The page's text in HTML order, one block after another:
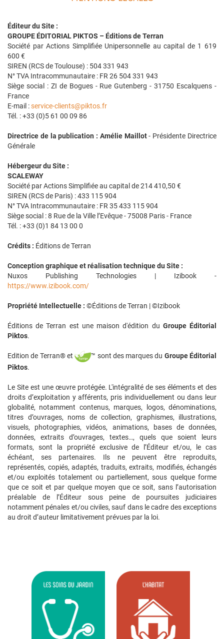
Éditeur du Site :
GROUPE ÉDITORIAL PIKTOS – Éditions de Terran
Société par Actions Simplifiée Unipersonnelle au capital de 1 619
600 €
SIREN (RCS de Toulouse) : 504 331 943
N° TVA Intracommunautaire : FR 26 504 331 943
Siège social : ZI de Bogues - Rue Gutenberg - 31750 Escalquens -
France
E-mail :service-clients@piktos.fr
Tél. : +33 (0)5 61 00 09 86
Directrice de la publication : Amélie Maillot- Présidente Directrice
Générale
Hébergeur du Site :
SCALEWAY
Société par Actions Simplifiée au capital de 214 410,50 €
SIREN (RCS de Paris) : 433 115 904
N° TVA Intracommunautaire : FR 35 433 115 904
Siège social : 8 Rue de la Ville l’Evêque - 75008 Paris - France
Tél. : +33 (0)1 84 13 00 0
Crédits : Éditions de Terran
Conception graphique et réalisation technique du Site :
Nuxos Publishing Technologies | Izibook -
https://www.izibook.com/
Propriété Intellectuelle : ©Éditions de Terran | ©Izibook
Éditions de Terran est une maison d'édition du Groupe Éditorial
Piktos.
Edition de Terran® et ™ sont des marques du Groupe Éditorial
Piktos.
Le Site est une œuvre protégée. L'intégralité de ses éléments et des
droits d’exploitation y afférents, pris individuellement ou dans leur
globalité, notamment contenus, marques, logos, dénominations,
titres d’ouvrages, noms de collection, graphismes, illustrations,
visuels, photographies, vidéos, animations, bases de données,
données, extraits d’ouvrages, textes…, quels que soient leurs
formats, sont la propriété exclusive de l’Éditeur et/ou, le cas
échéant, ses partenaires. Ils ne peuvent être reproduits,
représentés, copiés, adaptés, traduits, extraits, modifiés, échangés
et/ou exploités totalement ou partiellement, sous quelque forme
que ce soit et par quelque moyen que ce soit, sans l’autorisation
préalable de l’Éditeur sous peine de poursuites judiciaires
notamment pénales et/ou civiles, sauf dans le cadre des exceptions
au droit d’auteur limitativement prévues par la loi.